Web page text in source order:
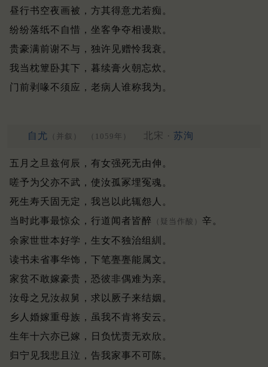
昼行书空夜画被，方其得意尤若痴。
纷纷落纸不自惜，坐客争夺相谩欺。
贵豪满前谢不与，独许见赠怜我衰。
我当枕簟卧其下，暮续膏火朝忘炊。
门前剥喙不须应，老病人谁称我为。
自尤 （并叙） （1059年） 北宋 · 苏洵
五月之旦兹何辰，有女强死无由伸。
嗟予为父亦不武，使汝孤冢埋冤魂。
死生寿夭固无定，我岂以此辄怨人。
当时此事最惊众，行道闻者皆醉
（疑当作酸） 辛。
余家世世本好学，生女不独治组紃。
读书未省事华饰，下笔亹亹能属文。
家贫不敢嫁豪贵，恐彼非偶难为亲。
汝母之兄汝叔舅，求以厥子来结姻。
乡人婚嫁重母族，虽我不肯将安云。
生年十六亦已嫁，日负忧责无欢欣。
归宁见我悲且泣，告我家事不可陈。